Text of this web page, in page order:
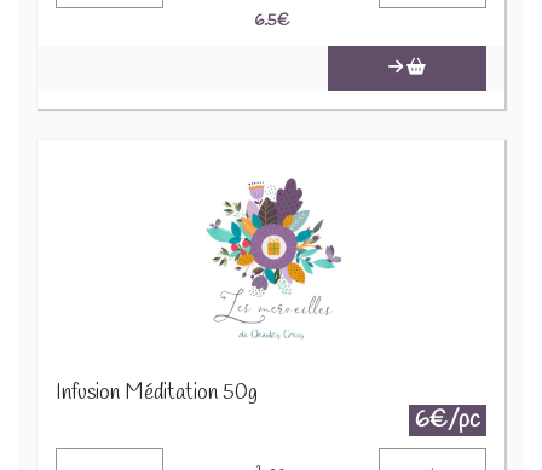
6.5€
Infusion Méditation 50g
6€/pc